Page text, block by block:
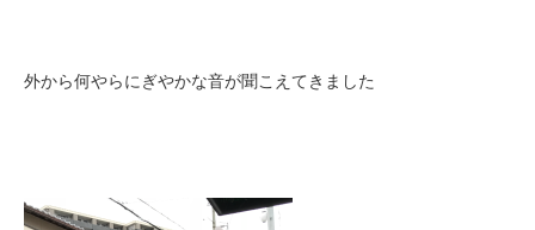
外から何やらにぎやかな音が聞こえてきました